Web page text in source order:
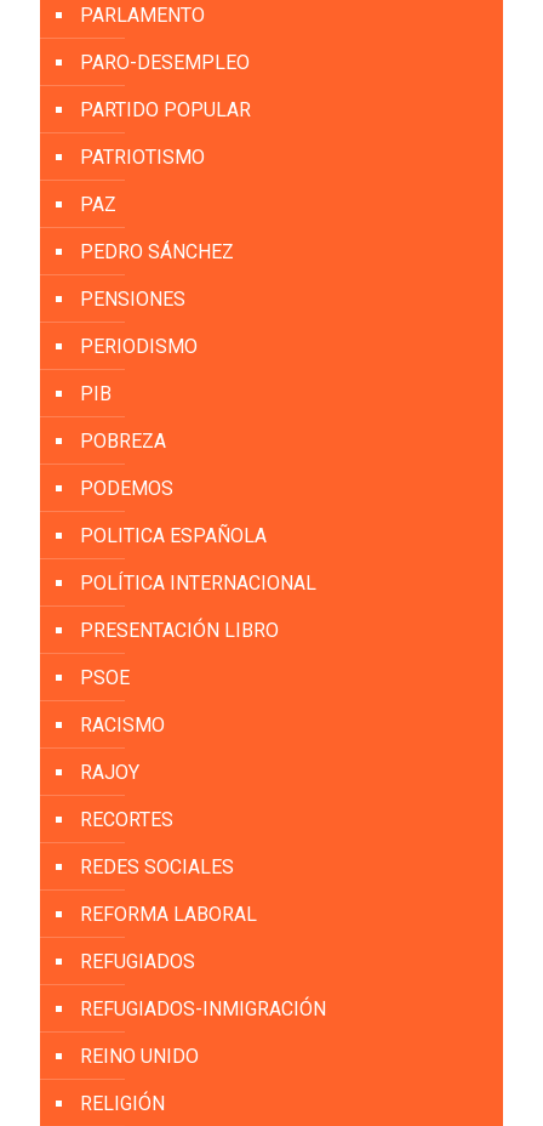
PARLAMENTO
PARO-DESEMPLEO
PARTIDO POPULAR
PATRIOTISMO
PAZ
PEDRO SÁNCHEZ
PENSIONES
PERIODISMO
PIB
POBREZA
PODEMOS
POLITICA ESPAÑOLA
POLÍTICA INTERNACIONAL
PRESENTACIÓN LIBRO
PSOE
RACISMO
RAJOY
RECORTES
REDES SOCIALES
REFORMA LABORAL
REFUGIADOS
REFUGIADOS-INMIGRACIÓN
REINO UNIDO
RELIGIÓN